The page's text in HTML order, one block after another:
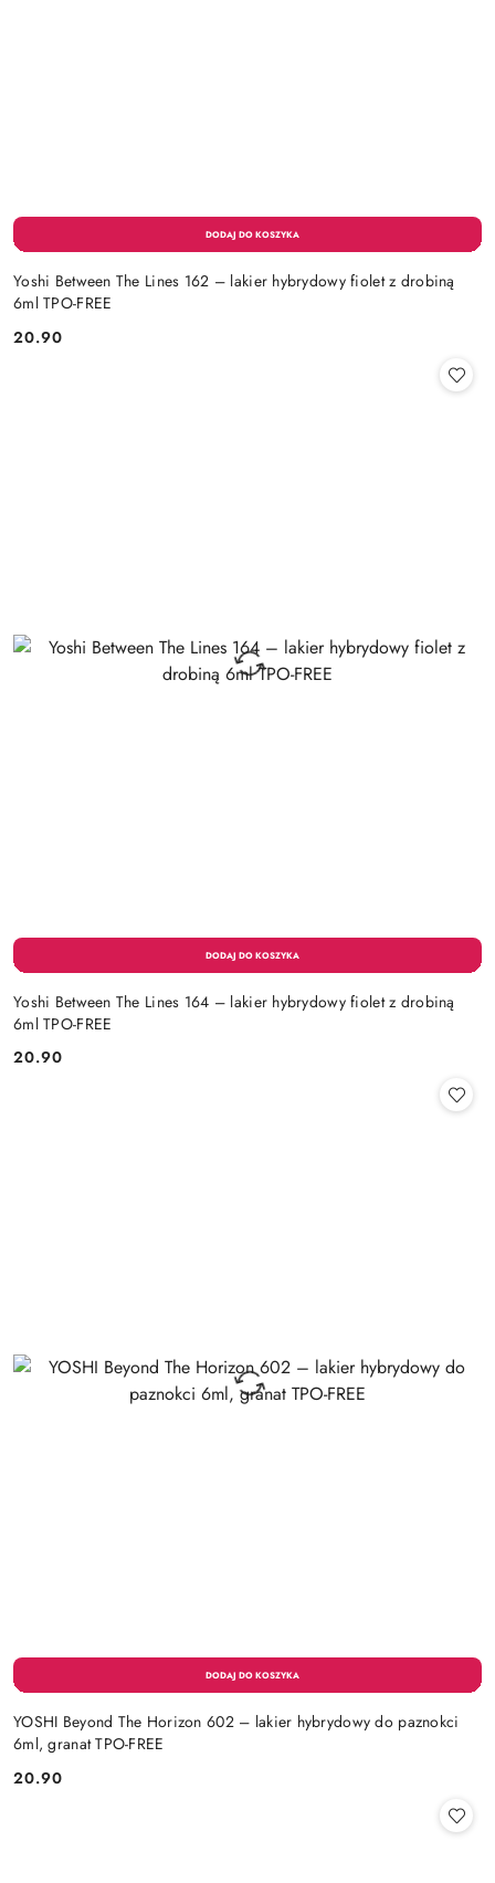
Yoshi Between The Lines 162 – lakier hybrydowy fiolet z drobiną
6ml TPO-FREE
Cena:
20.90
Yoshi Between The Lines 164 – lakier hybrydowy fiolet z drobiną
6ml TPO-FREE
Cena:
20.90
YOSHI Beyond The Horizon 602 – lakier hybrydowy do paznokci
6ml, granat TPO-FREE
Cena:
20.90